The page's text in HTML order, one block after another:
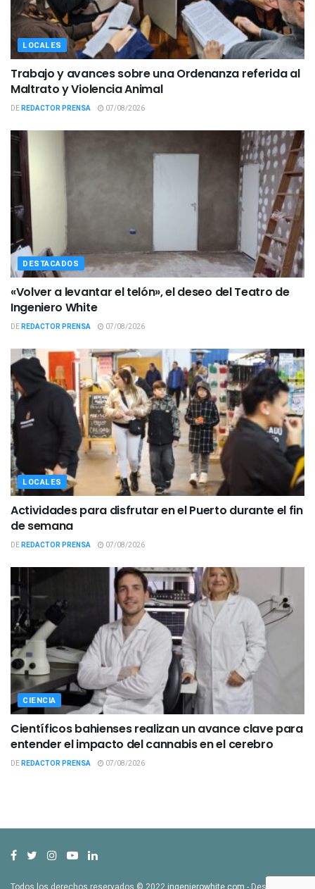
LOCALES
Trabajo y avances sobre una Ordenanza referida al
Maltrato y Violencia Animal
DEREDACTOR PRENSA 07/08/2026
DESTACADOS
«Volver a levantar el telón», el deseo del Teatro de
Ingeniero White
DEREDACTOR PRENSA 07/08/2026
LOCALES
Actividades para disfrutar en el Puerto durante el fin
de semana
DEREDACTOR PRENSA 07/08/2026
CIENCIA
Científicos bahienses realizan un avance clave para
entender el impacto del cannabis en el cerebro
DEREDACTOR PRENSA 07/08/2026